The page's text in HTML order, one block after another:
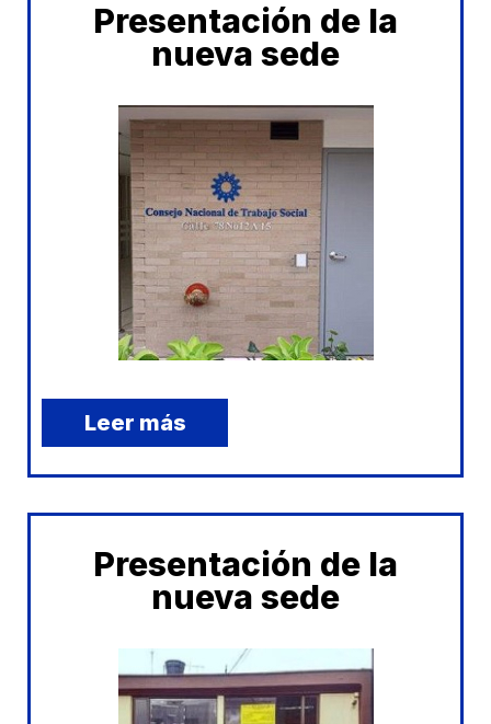
Presentación de la
nueva sede
Leer más
Presentación de la
nueva sede